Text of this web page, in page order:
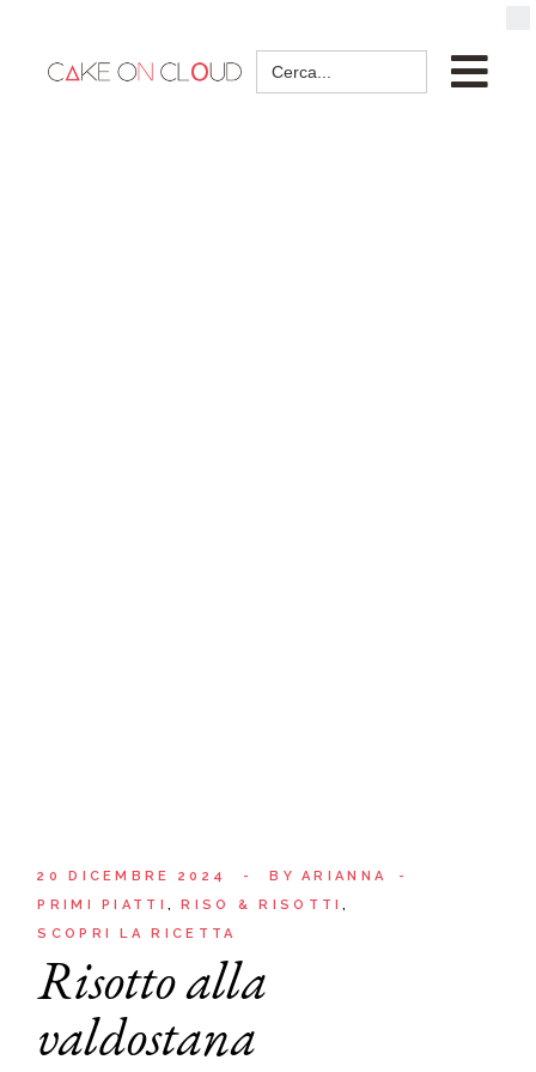
Search
for:
20 DICEMBRE 2024 BY
ARIANNA
PRIMI PIATTI
RISO & RISOTTI
SCOPRI LA RICETTA
Risotto alla
valdostana